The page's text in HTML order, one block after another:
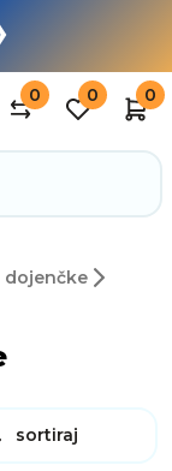
0 0 0
dojenčke
sortiraj